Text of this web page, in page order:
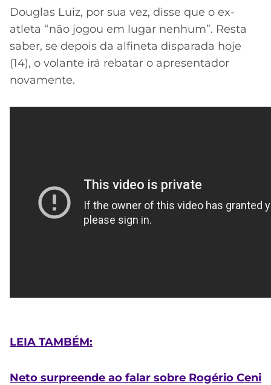
Douglas Luiz, por sua vez, disse que o ex-
atleta “não jogou em lugar nenhum”. Resta
saber, se depois da alfineta disparada hoje
(14), o volante irá rebatar o apresentador
novamente.
LEIA TAMBÉM:
Neto surpreende ao falar sobre Rogério Ceni